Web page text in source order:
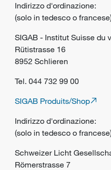
Indirizzo d'ordinazione:
(solo in tedesco o
SIGAB - Institut Suisse du
Rütistrasse 16
8952 Schlieren
Tel. 044 732 99 00
SIGAB Produits/Shop
Indirizzo d'ordinazione:
(solo in tedesco o
Schweizer Licht
Römerstrasse 7